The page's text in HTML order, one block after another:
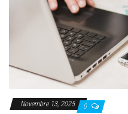
Novembre 13, 2025 0